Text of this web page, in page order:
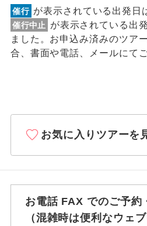
催行 が表示されている出発日
催行中止
が表示されている出
ました。お申込み済みのツア
合、書面や電話、メールにて
お気に入りツアーを
お電話 FAX でのご予約
（混雑時は便利なウェ